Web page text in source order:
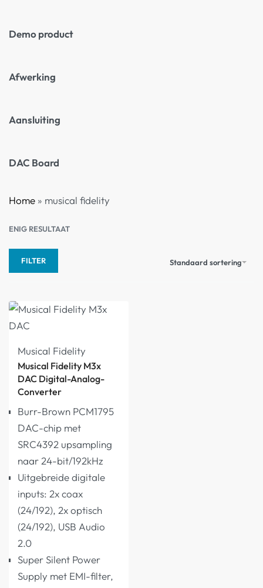
Demo product
Afwerking
Aansluiting
DAC Board
Home » musical fidelity
ENIG RESULTAAT
Standaard sortering
FILTER
Musical Fidelity
Musical Fidelity M3x
DAC Digital-Analog-
Converter
Burr-Brown PCM1795
DAC-chip met
SRC4392 upsampling
naar 24-bit/192kHz
Uitgebreide digitale
inputs: 2x coax
(24/192), 2x optisch
(24/192), USB Audio
2.0
Super Silent Power
Supply met EMI-filter,